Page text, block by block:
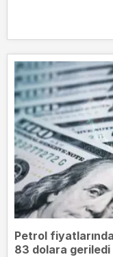
Petrol
83 dolara geriledi